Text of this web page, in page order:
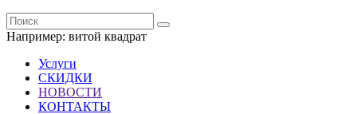
Например: витой квадрат
Услуги
СКИДКИ
НОВОСТИ
КОНТАКТЫ